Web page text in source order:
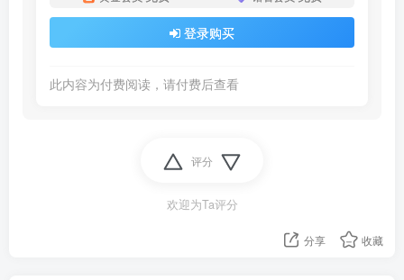
登录购买
此内容为付费阅读，请付费后查看
评分
欢迎为Ta评分
分享 收藏